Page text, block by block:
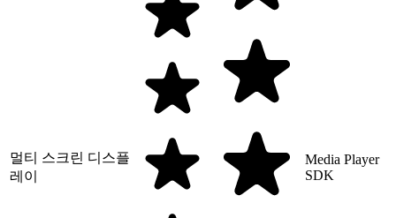
멀티 스크린 디스플
레이
Media Player
SDK